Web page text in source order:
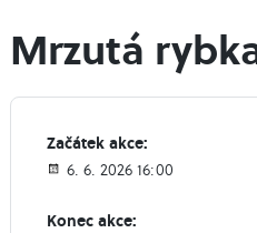
Mrzutá
Začátek akce:
6. 6. 2026 16:00
Konec akce: